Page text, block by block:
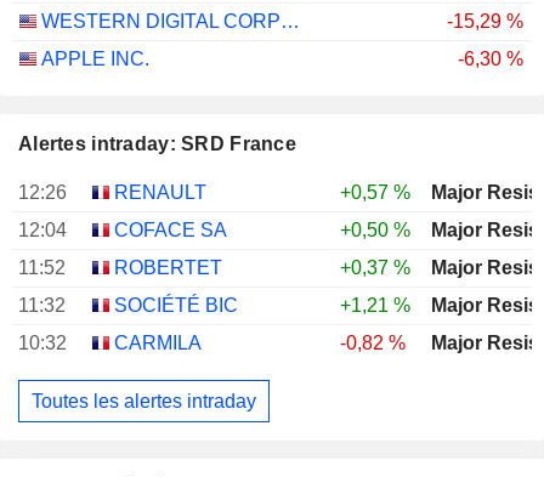
WESTERN DIGITAL CORPORATION
-15,29 %
APPLE INC.
-6,30 %
Alertes intraday: SRD France
12:26 RENAULT +0,57 %
Major
12:04
COFACE SA +0,50 %
Major
11:52
ROBERTET +0,37 %
Major
11:32
SOCIÉTÉ BIC +1,21 %
Major
10:32
CARMILA -0,82 % Major
Toutes les alertes intraday